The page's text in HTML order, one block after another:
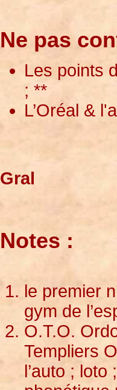
Ne pas
Les points
; **
L’Oréal &
Gral
Notes :
le premier
gym de
O.T.O.
Templiers
l’auto ;